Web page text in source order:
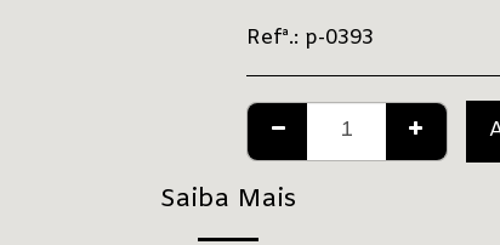
Refª.: p-0393
Saiba Mais